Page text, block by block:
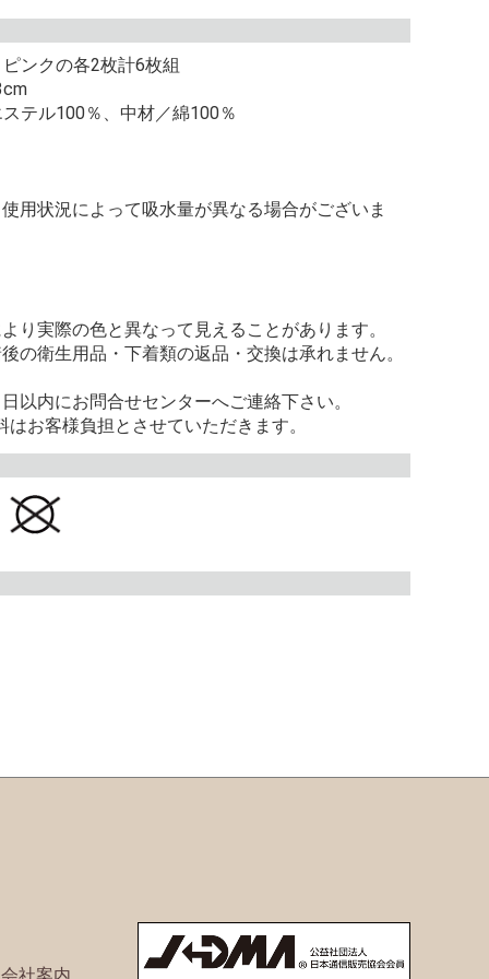
ンクの各2枚計6枚組
テル100％、中材／綿100％
用状況によって吸水量が異なる場合がございま
り実際の色と異なって見えることがあります。
の衛生用品・下着類の返品・交換は承れません。
以内にお問合せセンターへご連絡下さい。
お客様負担とさせていただきます。